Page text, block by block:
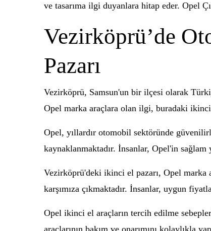
ve tasarıma ilgi duyanlara hitap eder. Opel
Vezirköprü’de
Pazarı
Vezirköprü, Samsun'un bir ilçesi olarak
Opel marka araçlara olan ilgi, buradaki
Opel, yıllardır otomobil sektöründe
kaynaklanmaktadır. İnsanlar, Opel'in
Vezirköprü'deki ikinci el pazarı, Opel marka
karşımıza çıkmaktadır. İnsanlar, uygun
Opel ikinci el araçların tercih edilme
araçlarının bakım ve onarımını kolaylıkla